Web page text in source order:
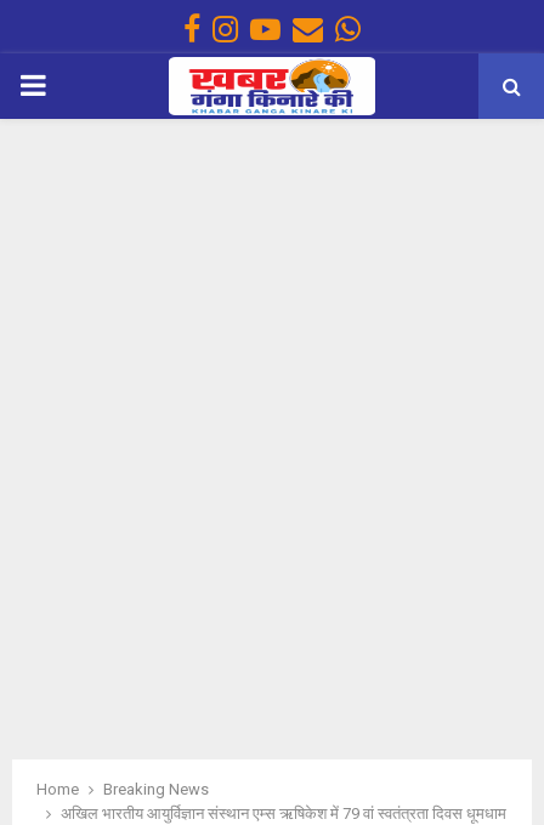
Facebook
Instagram
Youtube
EmailWhatsapp
PRIMARY
Home
Breaking News
अखिल भारतीय आयुर्विज्ञान संस्थान एम्स ऋषिकेश में 79 वां स्वतंत्रता दिवस धूमधाम